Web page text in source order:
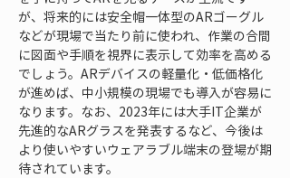
が、将来的には安全帽一体型のARゴーグル
などが現場で当たり前に使われ、作業の合間
に図面や手順を視界に表示して効率を高める
でしょう。ARデバイスの軽量化・低価格化
が進めば、中小規模の現場でも導入が容易に
なります。なお、2023年には大手IT企業が
先進的なARグラスを発表するなど、今後は
より使いやすいウェアラブル端末の登場が期
待されています。